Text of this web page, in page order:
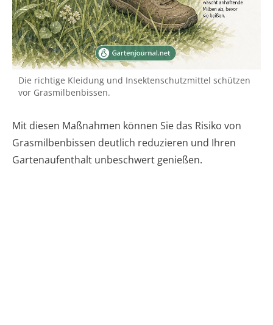
Die richtige Kleidung und Insektenschutzmittel schützen
vor Grasmilbenbissen.
Mit diesen Maßnahmen können Sie das Risiko von
Grasmilbenbissen deutlich reduzieren und Ihren
Gartenaufenthalt unbeschwert genießen.